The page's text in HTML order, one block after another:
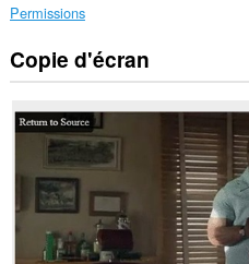
Permissions
Cette
extension
accéder
à
onglets
activités
de
navigation.
Copie d'écran